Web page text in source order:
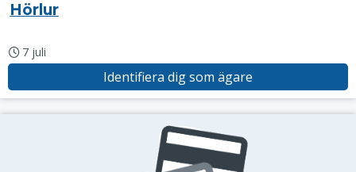
Hörlur
7 juli
Identifiera dig som ägare